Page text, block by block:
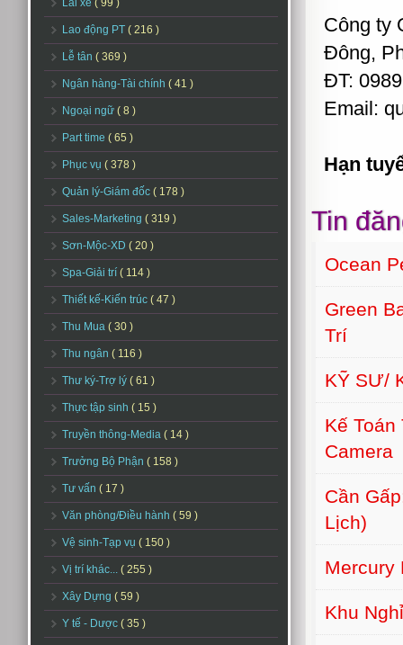
Lái xe ( 99 )
Lao động PT ( 216 )
Lễ tân ( 369 )
Ngân hàng-Tài chính ( 41 )
Ngoại ngữ ( 8 )
Part time ( 65 )
Phục vụ ( 378 )
Quản lý-Giám đốc ( 178 )
Sales-Marketing ( 319 )
Sơn-Mộc-XD ( 20 )
Spa-Giải trí ( 114 )
Thiết kế-Kiến trúc ( 47 )
Thu Mua ( 30 )
Thu ngân ( 116 )
Thư ký-Trợ lý ( 61 )
Thực tập sinh ( 15 )
Truyền thông-Media ( 14 )
Trưởng Bộ Phận ( 158 )
Tư vấn ( 17 )
Văn phòng/Điều hành ( 59 )
Vệ sinh-Tạp vụ ( 150 )
Vị trí khác... ( 255 )
Xây Dựng ( 59 )
Y tế - Dược ( 35 )
Công ty
Đông,
ĐT:
Email:
Hạn
Tin
Ocean
Green
Trí
KỸ SƯ/
Kế
Camera
Cần
Lịch)
Mercury
Khu